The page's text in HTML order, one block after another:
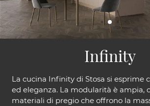
Infinity
La cucina Infinity di Stosa si esprime
ed eleganza. La modularità è ampia,
materiali di pregio che offrono la